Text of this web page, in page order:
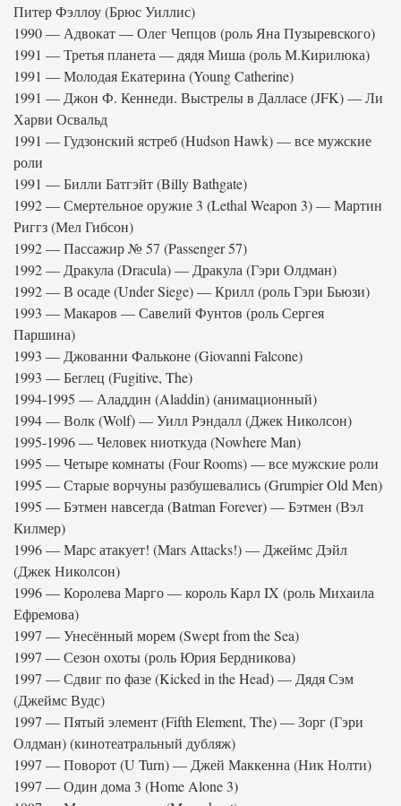
Питер Фэллоу (Брюс Уиллис)
1990 — Адвокат — Олег Чепцов (роль Яна Пузыревского)
1991 — Третья планета — дядя Миша (роль М.Кирилюка)
1991 — Молодая Екатерина (Young Catherine)
1991 — Джон Ф. Кеннеди. Выстрелы в Далласе (JFK) — Ли
Харви Освальд
1991 — Гудзонский ястреб (Hudson Hawk) — все мужские
роли
1991 — Билли Батгэйт (Billy Bathgate)
1992 — Смертельное оружие 3 (Lethal Weapon 3) — Мартин
Риггз (Мел Гибсон)
1992 — Пассажир № 57 (Passenger 57)
1992 — Дракула (Dracula) — Дракула (Гэри Олдман)
1992 — В осаде (Under Siege) — Крилл (роль Гэри Бьюзи)
1993 — Макаров — Савелий Фунтов (роль Сергея
Паршина)
1993 — Джованни Фальконе (Giovanni Falcone)
1993 — Беглец (Fugitive, The)
1994-1995 — Аладдин (Aladdin) (анимационный)
1994 — Волк (Wolf) — Уилл Рэндалл (Джек Николсон)
1995-1996 — Человек ниоткуда (Nowhere Man)
1995 — Четыре комнаты (Four Rooms) — все мужские роли
1995 — Старые ворчуны разбушевались (Grumpier Old Men)
1995 — Бэтмен навсегда (Batman Forever) — Бэтмен (Вэл
Килмер)
1996 — Марс атакует! (Mars Attacks!) — Джеймс Дэйл
(Джек Николсон)
1996 — Королева Марго — король Карл IX (роль Михаила
Ефремова)
1997 — Унесённый морем (Swept from the Sea)
1997 — Сезон охоты (роль Юрия Бердникова)
1997 — Сдвиг по фазе (Kicked in the Head) — Дядя Сэм
(Джеймс Вудс)
1997 — Пятый элемент (Fifth Element, The) — Зорг (Гэри
Олдман) (кинотеатральный дубляж)
1997 — Поворот (U Turn) — Джей Маккенна (Ник Нолти)
1997 — Один дома 3 (Home Alone 3)